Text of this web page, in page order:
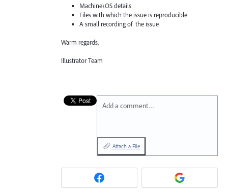
Machine\OS details
Files with which the issue is reproducible
A small recording of the issue
Warm regards,
Illustrator Team
Add a comment…
Attach a File